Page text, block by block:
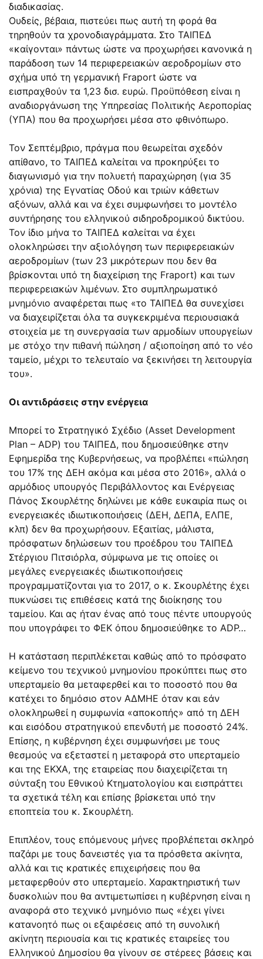
διαδικασίας.
Ουδείς, βέβαια, πιστεύει πως αυτή τη φορά θα
τηρηθούν τα χρονοδιαγράμματα. Στο ΤΑΙΠΕΔ
«καίγονται» πάντως ώστε να προχωρήσει κανονικά η
παράδοση των 14 περιφερειακών αεροδρομίων στο
σχήμα υπό τη γερμανική Fraport ώστε να
εισπραχθούν τα 1,23 δισ. ευρώ. Προϋπόθεση είναι η
αναδιοργάνωση της Υπηρεσίας Πολιτικής Αεροπορίας
(ΥΠΑ) που θα προχωρήσει μέσα στο φθινόπωρο.
Τον Σεπτέμβριο, πράγμα που θεωρείται σχεδόν
απίθανο, το ΤΑΙΠΕΔ καλείται να προκηρύξει το
διαγωνισμό για την πολυετή παραχώρηση (για 35
χρόνια) της Εγνατίας Οδού και τριών κάθετων
αξόνων, αλλά και να έχει συμφωνήσει το μοντέλο
συντήρησης του ελληνικού σιδηροδρομικού δικτύου.
Τον ίδιο μήνα το ΤΑΙΠΕΔ καλείται να έχει
ολοκληρώσει την αξιολόγηση των περιφερειακών
αεροδρομίων (των 23 μικρότερων που δεν θα
βρίσκονται υπό τη διαχείριση της Fraport) και των
περιφερειακών λιμένων. Στο συμπληρωματικό
μνημόνιο αναφέρεται πως «το ΤΑΙΠΕΔ θα συνεχίσει
να διαχειρίζεται όλα τα συγκεκριμένα περιουσιακά
στοιχεία με τη συνεργασία των αρμοδίων υπουργείων
με στόχο την πιθανή πώληση / αξιοποίηση από το νέο
ταμείο, μέχρι το τελευταίο να ξεκινήσει τη λειτουργία
του».
Οι αντιδράσεις στην ενέργεια
Μπορεί το Στρατηγικό Σχέδιο (Asset Development
Plan – ADP) του ΤΑΙΠΕΔ, που δημοσιεύθηκε στην
Εφημερίδα της Κυβερνήσεως, να προβλέπει «πώληση
του 17% της ΔΕΗ ακόμα και μέσα στο 2016», αλλά ο
αρμόδιος υπουργός Περιβάλλοντος και Ενέργειας
Πάνος Σκουρλέτης δηλώνει με κάθε ευκαιρία πως οι
ενεργειακές ιδιωτικοποιήσεις (ΔΕΗ, ΔΕΠΑ, ΕΛΠΕ,
κλπ) δεν θα προχωρήσουν. Εξαιτίας, μάλιστα,
πρόσφατων δηλώσεων του προέδρου του ΤΑΙΠΕΔ
Στέργιου Πιτσιόρλα, σύμφωνα με τις οποίες οι
μεγάλες ενεργειακές ιδιωτικοποιήσεις
προγραμματίζονται για το 2017, ο κ. Σκουρλέτης έχει
πυκνώσει τις επιθέσεις κατά της διοίκησης του
ταμείου. Και ας ήταν ένας από τους πέντε υπουργούς
που υπογράφει το ΦΕΚ όπου δημοσιεύθηκε το ADP…
Η κατάσταση περιπλέκεται καθώς από το πρόσφατο
κείμενο του τεχνικού μνημονίου προκύπτει πως στο
υπερταμείο θα μεταφερθεί και το ποσοστό που θα
κατέχει το δημόσιο στον ΑΔΜΗΕ όταν και εάν
ολοκληρωθεί η συμφωνία «αποκοπής» από τη ΔΕΗ
και εισόδου στρατηγικού επενδυτή με ποσοστό 24%.
Επίσης, η κυβέρνηση έχει συμφωνήσει με τους
θεσμούς να εξεταστεί η μεταφορά στο υπερταμείο
και της ΕΚΧΑ, της εταιρείας που διαχειρίζεται τη
σύνταξη του Εθνικού Κτηματολογίου και εισπράττει
τα σχετικά τέλη και επίσης βρίσκεται υπό την
εποπτεία του κ. Σκουρλέτη.
Επιπλέον, τους επόμενους μήνες προβλέπεται σκληρό
παζάρι με τους δανειστές για τα πρόσθετα ακίνητα,
αλλά και τις κρατικές επιχειρήσεις που θα
μεταφερθούν στο υπερταμείο. Χαρακτηριστική των
δυσκολιών που θα αντιμετωπίσει η κυβέρνηση είναι η
αναφορά στο τεχνικό μνημόνιο πως «έχει γίνει
κατανοητό πως οι εξαιρέσεις από τη συνολική
ακίνητη περιουσία και τις κρατικές εταιρείες του
Ελληνικού Δημοσίου θα γίνουν σε στέρεες βάσεις και